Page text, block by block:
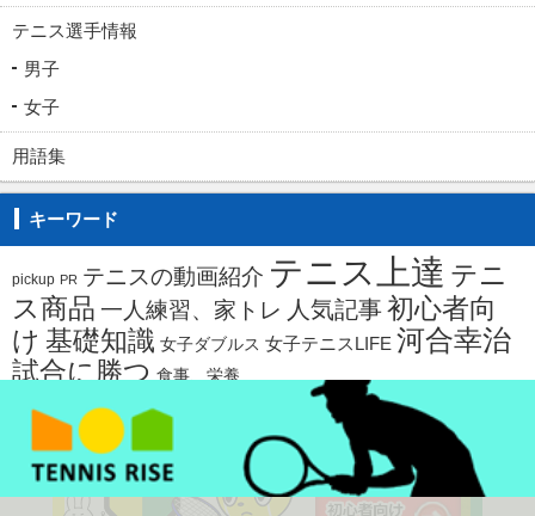
テニス選手情報
男子
女子
用語集
キーワード
pickup PR テニスの動画紹介 テニス上達 テニ
ス商品 一人練習、家トレ 人気記事初心者向
け 基礎知識 女子ダブルス 女子テニスLIFE 河合幸治
試合に勝つ 食事、栄養